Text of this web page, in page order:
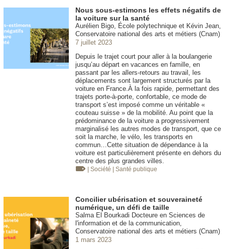
Nous sous-estimons les effets négatifs de
la voiture sur la santé
Aurélien Bigo, École polytechnique et Kévin Jean,
Conservatoire national des arts et métiers (Cnam)
7 juillet 2023
Depuis le trajet court pour aller à la boulangerie
jusqu’au départ en vacances en famille, en
passant par les allers-retours au travail, les
déplacements sont largement structurés par la
voiture en France.À la fois rapide, permettant des
trajets porte-à-porte, confortable, ce mode de
transport s’est imposé comme un véritable «
couteau suisse » de la mobilité. Au point que la
prédominance de la voiture a progressivement
marginalisé les autres modes de transport, que ce
soit la marche, le vélo, les transports en
commun…Cette situation de dépendance à la
voiture est particulièrement présente en dehors du
centre des plus grandes villes.
| Société | Santé publique
Concilier ubérisation et souveraineté
numérique, un défi de taille
Salma El Bourkadi Docteure en Sciences de
l'information et de la communication,
Conservatoire national des arts et métiers (Cnam)
1 mars 2023